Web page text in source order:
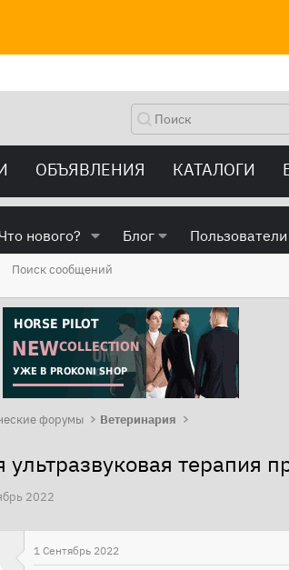
ОБЪЯВЛЕНИЯ КАТАЛОГИ
Что нового? Блог Пользователи
Поиск сообщений
форумы Ветеринария
ультразвуковая терапия
2022
1 Сентябрь 2022